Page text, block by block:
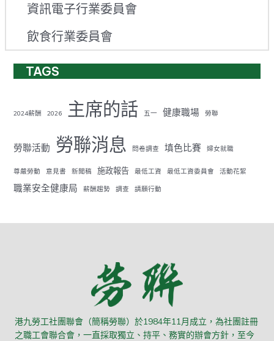
資訊電子行業委員會
飲食行業委員會
TAGS
2024薪酬 2026 主席的話 五一 健康職場 勞聯
勞聯活動 勞聯消息 問卷調查 填色比賽 婦女就職
尊嚴勞動 意見書 新聞稿 施政報告 最低工資 最低工資委員會 活動花絮
職業安全健康局 薪酬趨勢 調查 請願行動
港九勞工社團聯會（簡稱勞聯）於1984年11月成立，為社團註冊
之職工會聯合會，一直採取獨立、持平、務實的辦會方針，至今